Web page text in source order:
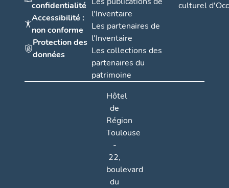
confidentialité
Accessibilité :
non conforme
Protection des
données
l'Inventaire
Les partenaires de
l'Inventaire
Les collections des
partenaires du
patrimoine
culturel
Hôtel
de
Région
Toulouse
-
22,
boulevard
du